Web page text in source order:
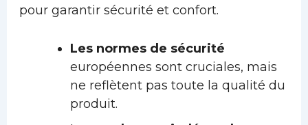
pour garantir sécurité et confort.
Les normes de sécurité
européennes sont cruciales, mais
ne reflètent pas toute la qualité du
produit.